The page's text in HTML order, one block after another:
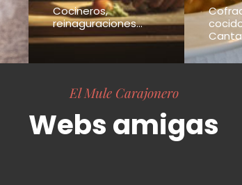
Cocineros,
reinaguraciones...
El Mule Carajonero
Webs amigas